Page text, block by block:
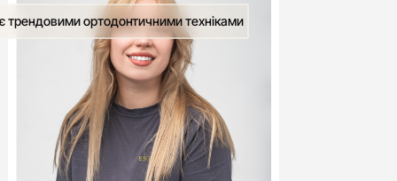
трендовими ортодонтичними техніками